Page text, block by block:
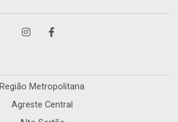
Região Metropolitana
Agreste Central